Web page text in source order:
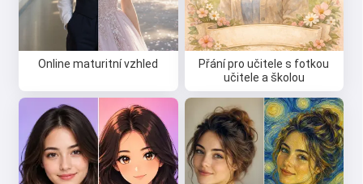
Online maturitní vzhled
Přání pro učitele s fotkou
učitele a školou